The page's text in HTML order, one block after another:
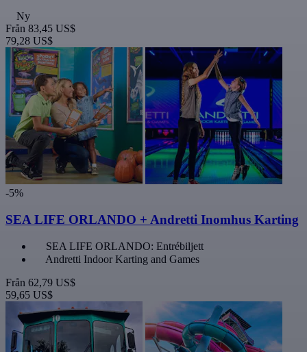
Ny
Från 83,45 US$
79,28 US$
-5%
SEA LIFE ORLANDO + Andretti Inomhus Karting
SEA LIFE ORLANDO: Entrébiljett
Andretti Indoor Karting and Games
Från 62,79 US$
59,65 US$